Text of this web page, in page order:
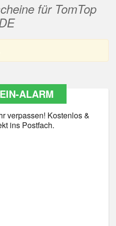
für TomTop
ALARM
verpassen! Kostenlos &
ins Postfach.